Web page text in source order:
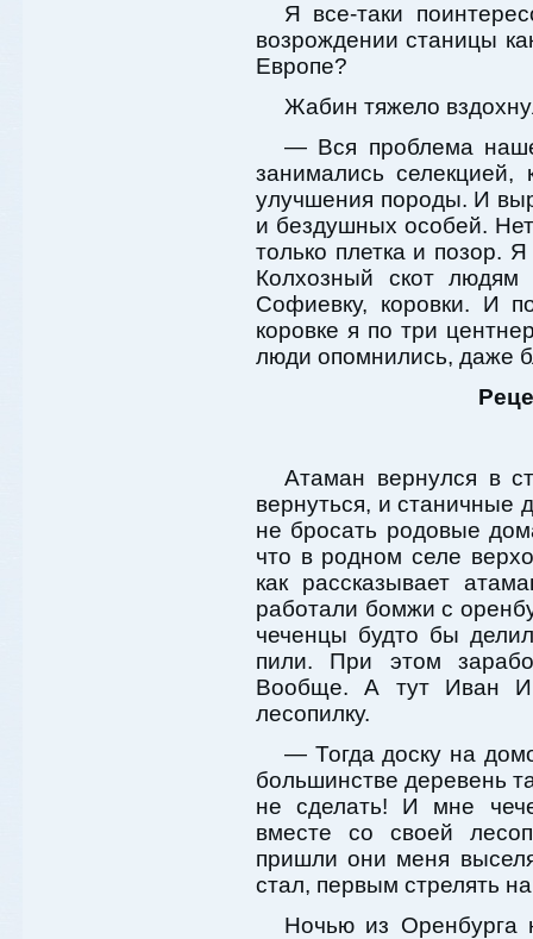
Я все-таки
возрождении станицы
Европе?
Жабин тяжело
— Вся проблема
занимались
улучшения породы. И
и бездушных особей.
только плетка и позор.
Колхозный скот
Софиевку, коровки. И
коровке я по три
люди опомнились, даже
Атаман вернулся в
вернуться, и станичные
не бросать родовые
что в родном селе
как рассказывает
работали бомжи с
чеченцы будто бы
пили. При этом
Вообще. А тут Иван
лесопилку.
— Тогда доску на
большинстве деревень
не сделать! И мне
вместе со своей
пришли они меня
стал, первым стрелять
Ночью из Оренбурга